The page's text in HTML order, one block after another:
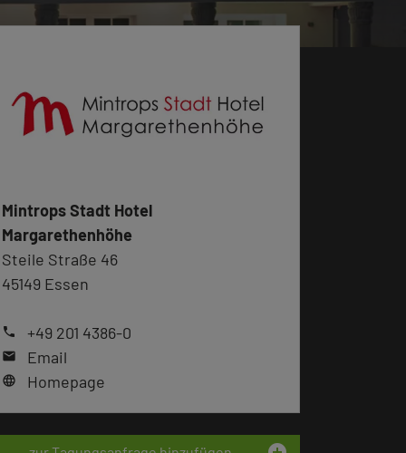
Mintrops Stadt Hotel
Margarethenhöhe
Steile Straße 46
45149 Essen
phone +49 201 4386-0
mail Email
language Homepage